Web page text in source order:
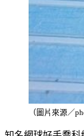
（圖片來源／